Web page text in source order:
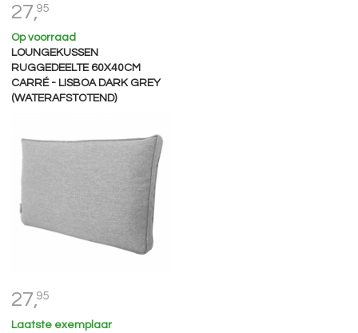
27,95
Op voorraad
LOUNGEKUSSEN
RUGGEDEELTE 60X40CM
CARRÉ - LISBOA DARK GREY
(WATERAFSTOTEND)
27,95
Laatste exemplaar